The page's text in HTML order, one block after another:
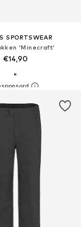
SPORTSWEAR
'Minecraft'
€14,90